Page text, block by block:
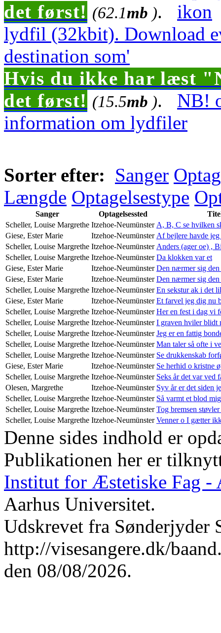
det først! (62.1mb ).
lydfil (32kbit). Download
destination som'
Hvis du ikke har læst
det først! (15.5mb ). NB!
information om lydfiler
Sorter efter: Sanger
Længde Optagelsestype
Sanger Optagelsessted
Scheller, Louise Margrethe Itzehoe-Neumünster A, B, C se hvilken
Giese, Ester Marie
Itzehoe-Neumünster Af bejlere havde jeg
Scheller, Louise Margrethe Itzehoe-Neumünster Anders (ager oe) ,
Scheller, Louise Margrethe Itzehoe-Neumünster Da klokken var et
Giese, Ester Marie
Itzehoe-Neumünster Den nærmer sig
Giese, Ester Marie
Itzehoe-Neumünster Den nærmer sig
Scheller, Louise Margrethe Itzehoe-Neumünster En sekstur ak i det
Giese, Ester Marie
Itzehoe-Neumünster Et farvel jeg dig nu
Scheller, Louise Margrethe Itzehoe-Neumünster Her en fest i dag vi
Scheller, Louise Margrethe Itzehoe-Neumünster I graven hviler blidt
Scheller, Louise Margrethe Itzehoe-Neumünster Jeg er en fattig
Scheller, Louise Margrethe Itzehoe-Neumünster Man taler så ofte i
Scheller, Louise Margrethe Itzehoe-Neumünster Se drukkenskab
Giese, Ester Marie
Itzehoe-Neumünster Se herhid o kristne
Scheller, Louise Margrethe Itzehoe-Neumünster Seks år det var ved
Olesen, Margrethe
Itzehoe-Neumünster Syv år er det siden
Scheller, Louise Margrethe Itzehoe-Neumünster Så varmt et blod
Scheller, Louise Margrethe Itzehoe-Neumünster Tog bremsen
Scheller, Louise Margrethe Itzehoe-Neumünster Venner o I gætter
Denne sides indhold er
Publikationen her er
Institut for Æstetiske Fag -
Aarhus Universitet.
Udskrevet fra Sønderjyder
http://visesangere.dk/
den 08/08/2026.